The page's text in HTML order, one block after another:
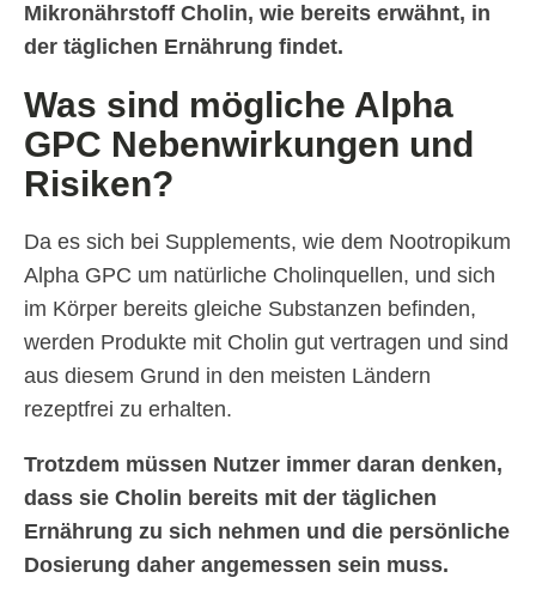
Mikronährstoff Cholin, wie bereits erwähnt, in
der täglichen Ernährung findet.
Was sind mögliche Alpha
GPC Nebenwirkungen und
Risiken?
Da es sich bei Supplements, wie dem Nootropikum
Alpha GPC um natürliche Cholinquellen, und sich
im Körper bereits gleiche Substanzen befinden,
werden Produkte mit Cholin gut vertragen und sind
aus diesem Grund in den meisten Ländern
rezeptfrei zu erhalten.
Trotzdem müssen Nutzer immer daran denken,
dass sie Cholin bereits mit der täglichen
Ernährung zu sich nehmen und die persönliche
Dosierung daher angemessen sein muss.